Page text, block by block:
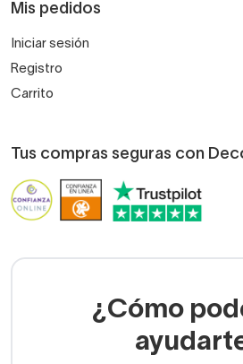
Mis pedidos
Iniciar sesión
Registro
Carrito
Tus compras seguras con
¿Cómo